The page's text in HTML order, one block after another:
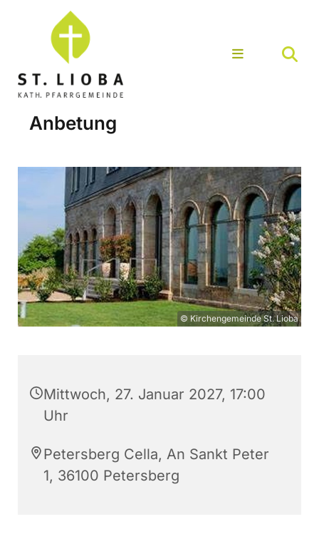
Anbetung
© Kirchengemeinde St. Lioba
Mittwoch, 27. Januar 2027, 17:00
Uhr
Petersberg Cella, An Sankt Peter
1, 36100 Petersberg